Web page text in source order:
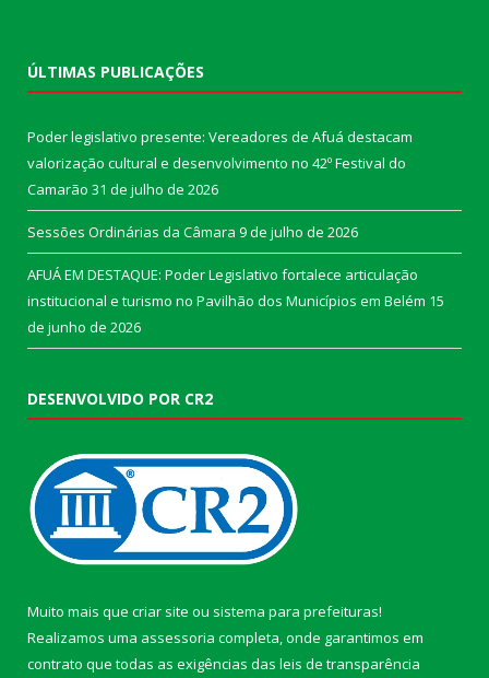
ÚLTIMAS PUBLICAÇÕES
Poder legislativo presente: Vereadores de Afuá destacam
valorização cultural e desenvolvimento no 42º Festival do
Camarão 31 de julho de 2026
Sessões Ordinárias da Câmara 9 de julho de 2026
AFUÁ EM DESTAQUE: Poder Legislativo fortalece articulação
institucional e turismo no Pavilhão dos Municípios em Belém 15
de junho de 2026
DESENVOLVIDO POR CR2
Muito mais que criar site ou sistema para prefeituras!
Realizamos uma assessoria completa, onde garantimos em
contrato que todas as exigências das leis de transparência